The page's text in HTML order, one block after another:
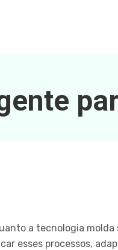
a tecnologia
esses processos,